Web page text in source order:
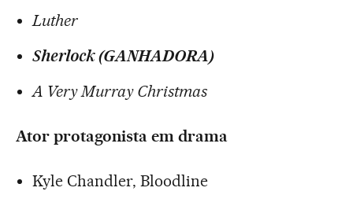
Luther
Sherlock(GANHADORA)
A Very Murray Christmas
Ator protagonista em drama
Kyle Chandler, Bloodline